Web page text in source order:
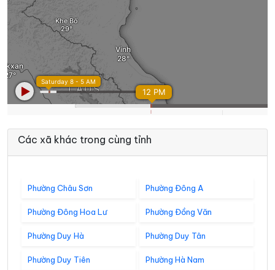
Các xã khác trong cùng tỉnh
Phường Châu Sơn Phường Đông A
Phường Đông Hoa Lư Phường Đồng Văn
Phường Duy Hà Phường Duy Tân
Phường Duy Tiên Phường Hà Nam